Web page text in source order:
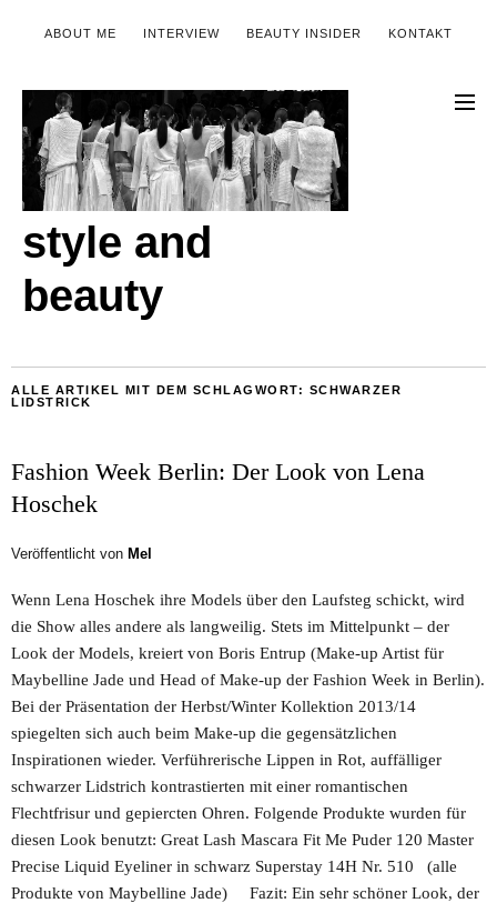
ABOUT ME INTERVIEW BEAUTY INSIDER KONTAKT
style and
beauty
ALLE ARTIKEL MIT DEM SCHLAGWORT: SCHWARZER
LIDSTRICK
Fashion Week Berlin: Der Look von Lena
Hoschek
Veröffentlicht von Mel
Wenn Lena Hoschek ihre Models über den Laufsteg schickt, wird
die Show alles andere als langweilig. Stets im Mittelpunkt – der
Look der Models, kreiert von Boris Entrup (Make-up Artist für
Maybelline Jade und Head of Make-up der Fashion Week in Berlin).
Bei der Präsentation der Herbst/Winter Kollektion 2013/14
spiegelten sich auch beim Make-up die gegensätzlichen
Inspirationen wieder. Verführerische Lippen in Rot, auffälliger
schwarzer Lidstrich kontrastierten mit einer romantischen
Flechtfrisur und gepiercten Ohren. Folgende Produkte wurden für
diesen Look benutzt: Great Lash Mascara Fit Me Puder 120 Master
Precise Liquid Eyeliner in schwarz Superstay 14H Nr. 510 (alle
Produkte von Maybelline Jade) Fazit: Ein sehr schöner Look, der